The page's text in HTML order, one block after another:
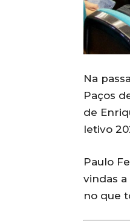
Na
Paços
de
letivo
Paulo
vindas
no que